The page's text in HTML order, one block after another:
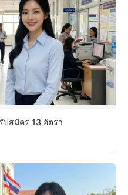
สมัคร 13 อัตรา